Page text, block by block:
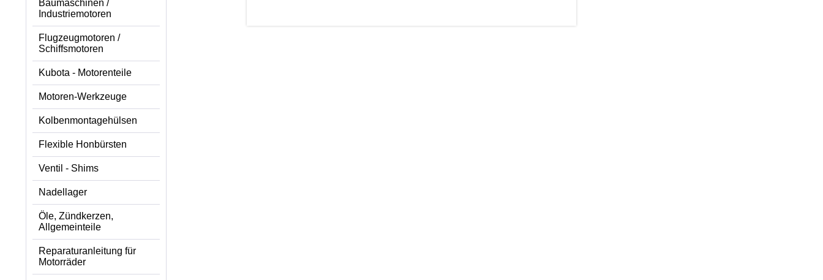
Baumaschinen /
Industriemotoren
Flugzeugmotoren /
Schiffsmotoren
Kubota - Motorenteile
Motoren-Werkzeuge
Kolbenmontagehülsen
Flexible Honbürsten
Ventil - Shims
Nadellager
Öle, Zündkerzen,
Allgemeinteile
Reparaturanleitung für
Motorräder